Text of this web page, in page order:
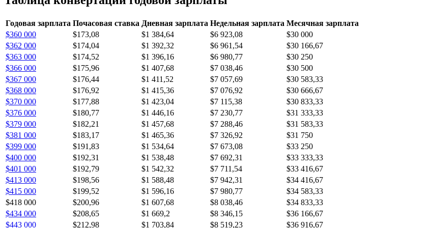
Годовая зарплата Почасовая ставка Дневная зарплата Недельная зарплата Месячная зарплата
$360 000
$173,08 $1 384,64 $6 923,08
$30 000
$362 000
$174,04 $1 392,32 $6 961,54
$30 166,67
$363 000
$174,52 $1 396,16 $6 980,77
$30 250
$366 000
$175,96 $1 407,68 $7 038,46
$30 500
$367 000
$176,44 $1 411,52 $7 057,69
$30 583,33
$368 000
$176,92 $1 415,36 $7 076,92
$30 666,67
$370 000
$177,88 $1 423,04 $7 115,38
$30 833,33
$376 000
$180,77 $1 446,16 $7 230,77
$31 333,33
$379 000
$182,21 $1 457,68 $7 288,46
$31 583,33
$381 000
$183,17 $1 465,36 $7 326,92
$31 750
$399 000
$191,83 $1 534,64 $7 673,08
$33 250
$400 000
$192,31 $1 538,48 $7 692,31
$33 333,33
$401 000
$192,79 $1 542,32 $7 711,54
$33 416,67
$413 000
$198,56 $1 588,48 $7 942,31
$34 416,67
$415 000
$199,52 $1 596,16 $7 980,77
$34 583,33
$418 000
$200,96 $1 607,68 $8 038,46
$34 833,33
$434 000
$208,65 $1 669,2 $8 346,15
$36 166,67
$443 000
$212,98 $1 703,84 $8 519,23 $36 916,67